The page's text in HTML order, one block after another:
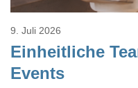
Einheitliche
Events
9. Juli 2026